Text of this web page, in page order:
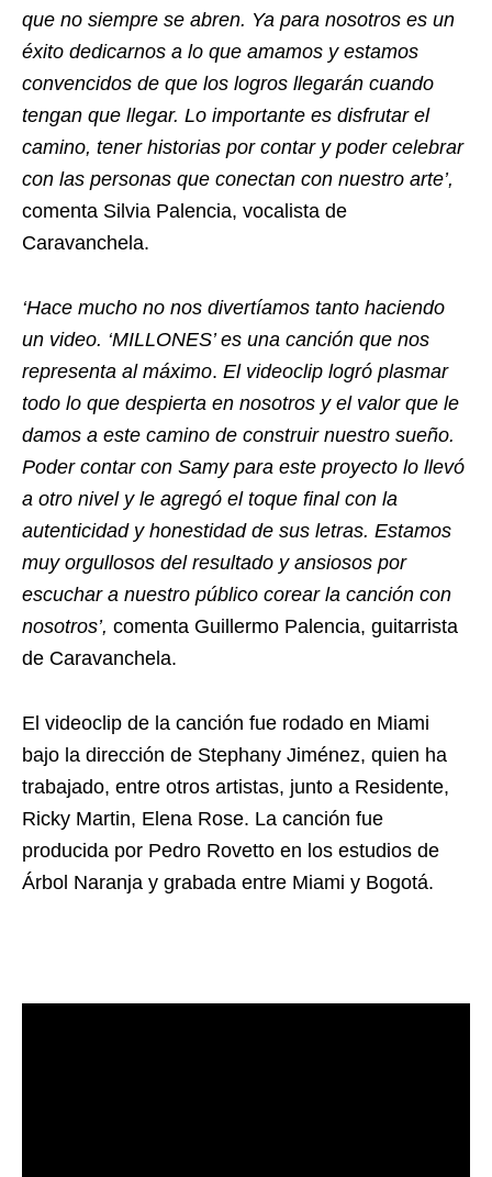
que no siempre se abren. Ya para nosotros es un
éxito dedicarnos a lo que amamos y estamos
convencidos de que los logros llegarán cuando
tengan que llegar. Lo importante es disfrutar el
camino, tener historias por contar y poder celebrar
con las personas que conectan con nuestro arte’,
comenta Silvia Palencia, vocalista de
Caravanchela.
‘Hace mucho no nos divertíamos tanto haciendo
un video. ‘MILLONES’ es una canción que nos
representa al máximo. El videoclip logró plasmar
todo lo que despierta en nosotros y el valor que le
damos a este camino de construir nuestro sueño.
Poder contar con Samy para este proyecto lo llevó
a otro nivel y le agregó el toque final con la
autenticidad y honestidad de sus letras. Estamos
muy orgullosos del resultado y ansiosos por
escuchar a nuestro público corear la canción con
nosotros’, comenta Guillermo Palencia, guitarrista
de Caravanchela.
El videoclip de la canción fue rodado en Miami
bajo la dirección de Stephany Jiménez, quien ha
trabajado, entre otros artistas, junto a Residente,
Ricky Martin, Elena Rose. La canción fue
producida por Pedro Rovetto en los estudios de
Árbol Naranja y grabada entre Miami y Bogotá.